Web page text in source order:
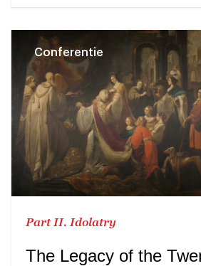
Conferentie
Part II. Idolatry
The Legacy of the